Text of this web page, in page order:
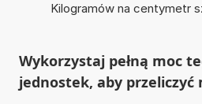
Kilogramów na centymetr
Wykorzystaj pełną moc
jednostek, aby